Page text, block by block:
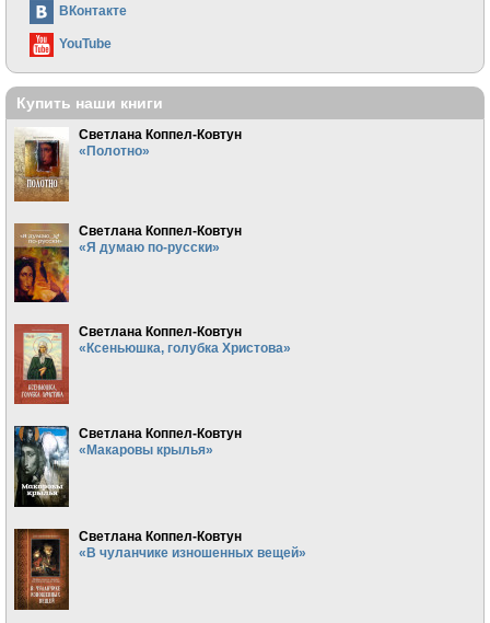
ВКонтакте
YouTube
Купить наши книги
Светлана Коппел-Ковтун
«Полотно»
Светлана Коппел-Ковтун
«Я думаю по-русски»
Светлана Коппел-Ковтун
«Ксеньюшка, голубка Христова»
Светлана Коппел-Ковтун
«Макаровы крылья»
Светлана Коппел-Ковтун
«В чуланчике изношенных вещей»